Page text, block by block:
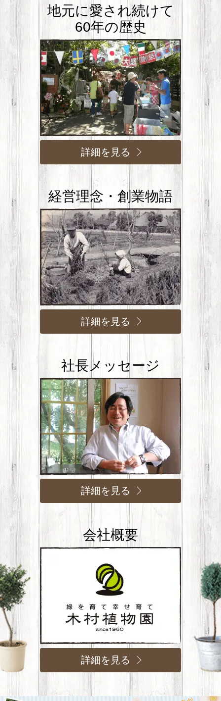
地元に愛され続けて
60年の歴史
詳細を見る
経営理念・創業物語
詳細を見る
社長メッセージ
詳細を見る
会社概要
詳細を見る